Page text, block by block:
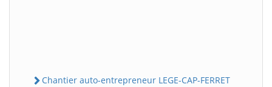
Chantier auto-entrepreneur LEGE-CAP-FERRET